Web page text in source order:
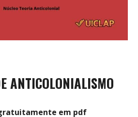
ANTICOLONIALISMO
em pdf